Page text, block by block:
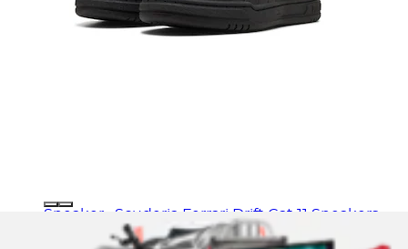
Sneaker »Scuderia Ferrari Drift Cat 11 Sneakers